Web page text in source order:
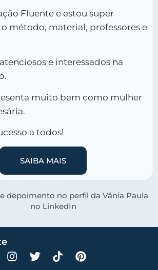
Fluente e estou super
método, material, professores e
e interessados na
muito bem como mulher
a todos!
SAIBA MAIS
depoimento no perfil da Vânia Paula
no LinkedIn